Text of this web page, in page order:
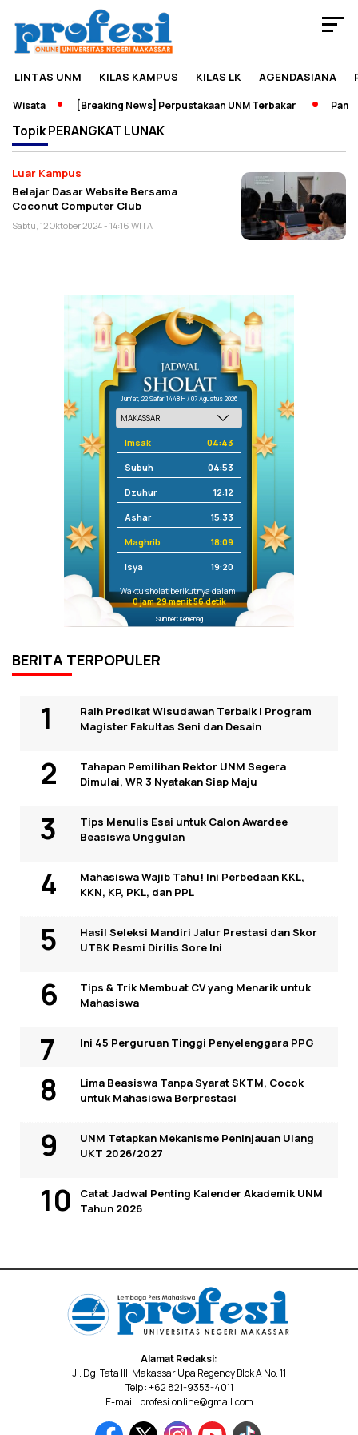
LINTAS UNM KILAS KAMPUS KILAS LK AGENDASIANA
Wisata [Breaking News] Perpustakaan UNM Terbakar
TopikPERANGKAT LUNAK
Luar Kampus
Belajar Dasar Website Bersama
Coconut Computer Club
Sabtu, 12 Oktober 2024 - 14:16 WITA
Jum'at, 22 Safar 1448 H / 07 Agustus 2026
Imsak 04:43
Subuh 04:53
Dzuhur 12:12
Ashar 15:33
Maghrib 18:09
Isya 19:20
Waktu sholat berikutnya dalam:
0 jam 29 menit 56 detik
Sumber: Kemenag
BERITA TERPOPULER
Raih Predikat Wisudawan Terbaik I Program
Magister Fakultas Seni dan Desain
Tahapan Pemilihan Rektor UNM Segera
Dimulai, WR 3 Nyatakan Siap Maju
Tips Menulis Esai untuk Calon Awardee
Beasiswa Unggulan
Mahasiswa Wajib Tahu! Ini Perbedaan KKL,
KKN, KP, PKL, dan PPL
Hasil Seleksi Mandiri Jalur Prestasi dan Skor
UTBK Resmi Dirilis Sore Ini
Tips & Trik Membuat CV yang Menarik untuk
Mahasiswa
Ini 45 Perguruan Tinggi Penyelenggara PPG
Lima Beasiswa Tanpa Syarat SKTM, Cocok
untuk Mahasiswa Berprestasi
UNM Tetapkan Mekanisme Peninjauan Ulang
UKT 2026/2027
Catat Jadwal Penting Kalender Akademik UNM
Tahun 2026
Alamat Redaksi:
Jl. Dg. Tata III, Makassar Upa Regency Blok A No. 11
Telp : +62 821-9353-4011
E-mail : profesi.online@gmail.com